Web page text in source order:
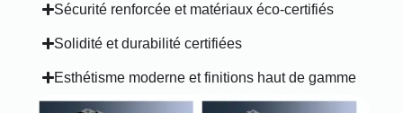
Sécurité renforcée et matériaux éco-certifiés
Solidité et durabilité certifiées
Esthétisme moderne et finitions haut de gamme